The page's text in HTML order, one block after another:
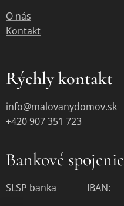
O nás
Kontakt
Rýchly kontakt
info@malovanydomov.sk
+420 907 351 723
Bankové spojenie
SLSP banka IBAN: